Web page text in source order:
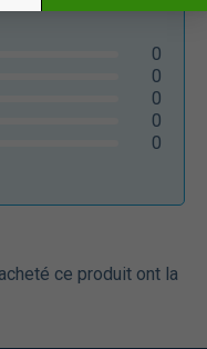
0
0
0
0
0
ce produit ont la